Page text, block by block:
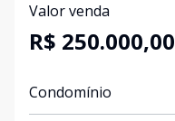
Valor venda
R$ 250.000,00
Condomínio